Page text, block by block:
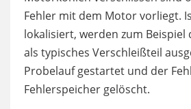
Fehler mit dem Motor vorliegt.
lokalisiert, werden zum
als typisches Verschleißteil
Probelauf gestartet und der
Fehlerspeicher gelöscht.